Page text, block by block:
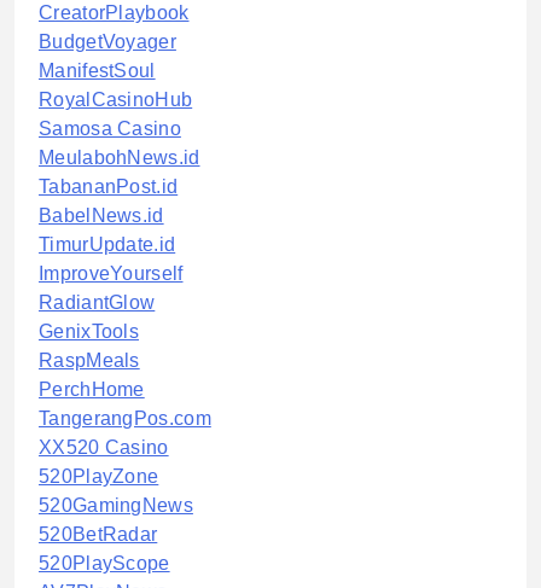
CreatorPlaybook
BudgetVoyager
ManifestSoul
RoyalCasinoHub
Samosa Casino
MeulabohNews.id
TabananPost.id
BabelNews.id
TimurUpdate.id
ImproveYourself
RadiantGlow
GenixTools
RaspMeals
PerchHome
TangerangPos.com
XX520 Casino
520PlayZone
520GamingNews
520BetRadar
520PlayScope